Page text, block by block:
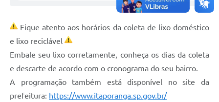
Telefones Úteis
Transparência
Notícias
Fique atento aos horários da coleta de lixo doméstico
e lixo reciclável
Embale seu lixo corretamente, conheça os dias da coleta
e descarte de acordo com o cronograma do seu bairro.
A programação também está disponível no site da
prefeitura: https://www.itaporanga.sp.gov.br/